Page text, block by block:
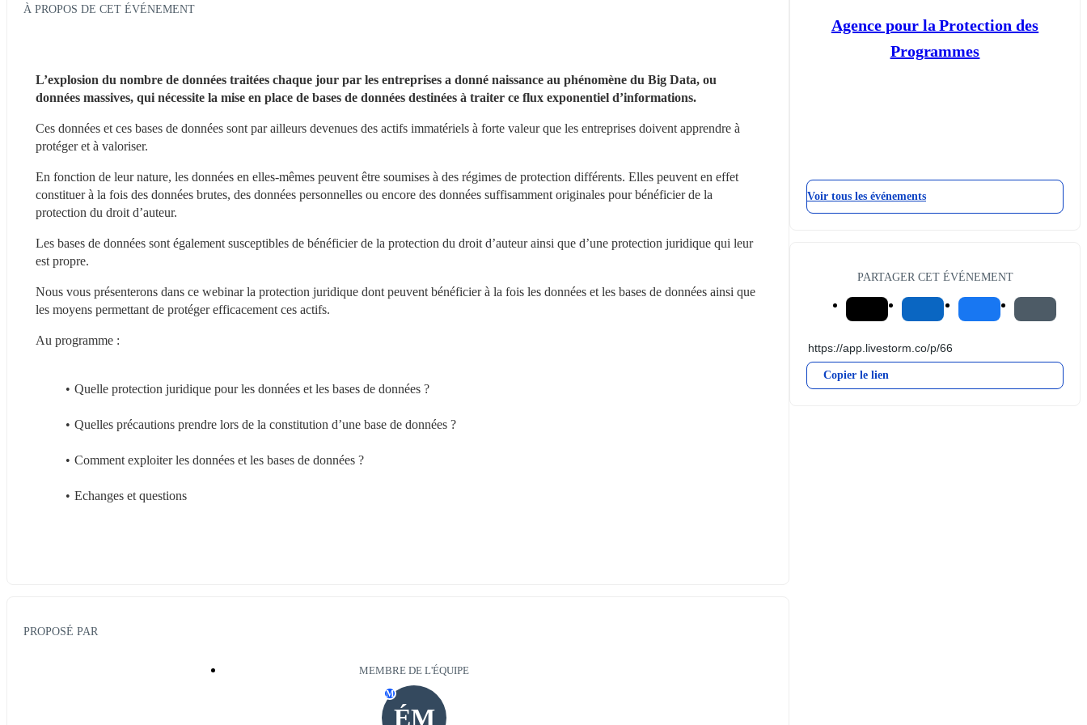
À PROPOS DE CET ÉVÉNEMENT
L’explosion du nombre de données traitées chaque jour par les entreprises a donné naissance au phénomène du Big Data, ou
données massives, qui nécessite la mise en place de bases de données destinées à traiter ce flux exponentiel d’informations.
Ces données et ces bases de données sont par ailleurs devenues des actifs immatériels à forte valeur que les entreprises doivent apprendre à
protéger et à valoriser.
En fonction de leur nature, les données en elles-mêmes peuvent être soumises à des régimes de protection différents. Elles peuvent en effet
constituer à la fois des données brutes, des données personnelles ou encore des données suffisamment originales pour bénéficier de la
protection du droit d’auteur.
Les bases de données sont également susceptibles de bénéficier de la protection du droit d’auteur ainsi que d’une protection juridique qui leur
est propre.
Nous vous présenterons dans ce webinar la protection juridique dont peuvent bénéficier à la fois les données et les bases de données ainsi que
les moyens permettant de protéger efficacement ces actifs.
Au programme :
Quelle protection juridique pour les données et les bases de données ?
Quelles précautions prendre lors de la constitution d’une base de données ?
Comment exploiter les données et les bases de données ?
Echanges et questions
PROPOSÉ PAR
MEMBRE DE L'ÉQUIPE
ÉM
M
Agence pour la Protection des
Programmes
Voir tous les événements
PARTAGER CET ÉVÉNEMENT
Copier le lien